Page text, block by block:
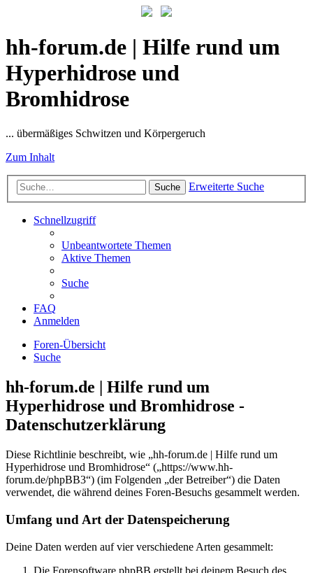
hh-forum.de | Hilfe rund um
Hyperhidrose und
Bromhidrose
... übermäßiges Schwitzen und Körpergeruch
Zum Inhalt
Suche Erweiterte Suche
Schnellzugriff
Unbeantwortete Themen
Aktive Themen
Suche
FAQ
Anmelden
Foren-Übersicht
Suche
hh-forum.de | Hilfe rund um
Hyperhidrose und Bromhidrose -
Datenschutzerklärung
Diese Richtlinie beschreibt, wie „hh-forum.de | Hilfe rund um
Hyperhidrose und Bromhidrose“ („https://www.hh-
forum.de/phpBB3“) (im Folgenden „der Betreiber“) die Daten
verwendet, die während deines Foren-Besuchs gesammelt werden.
Umfang und Art der Datenspeicherung
Deine Daten werden auf vier verschiedene Arten gesammelt:
Die Forensoftware phpBB erstellt bei deinem Besuch des